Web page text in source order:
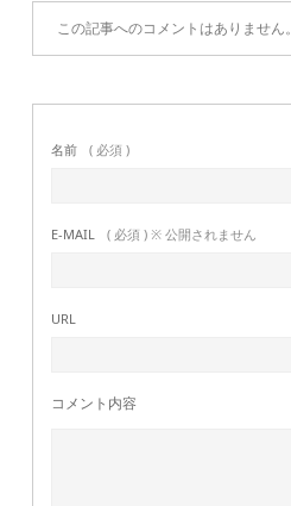
この記事へのコメントはありません。
名前 ( 必須 )
E-MAIL ( 必須 ) ※ 公開されません
URL
コメント内容